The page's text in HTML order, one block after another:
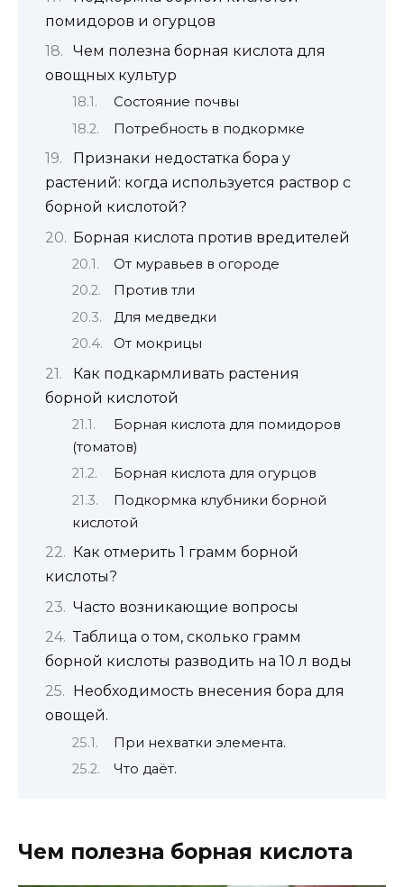
помидоров и огурцов
Чем полезна борная кислота для
овощных культур
Состояние почвы
Потребность в подкормке
Признаки недостатка бора у
растений: когда используется раствор с
борной кислотой?
Борная кислота против вредителей
От муравьев в огороде
Против тли
Для медведки
От мокрицы
Как подкармливать растения
борной кислотой
Борная кислота для помидоров
(томатов)
Борная кислота для огурцов
Подкормка клубники борной
кислотой
Как отмерить 1 грамм борной
кислоты?
Часто возникающие вопросы
Таблица о том, сколько грамм
борной кислоты разводить на 10 л воды
Необходимость внесения бора для
овощей.
При нехватки элемента.
Что даёт.
Чем полезна борная кислота